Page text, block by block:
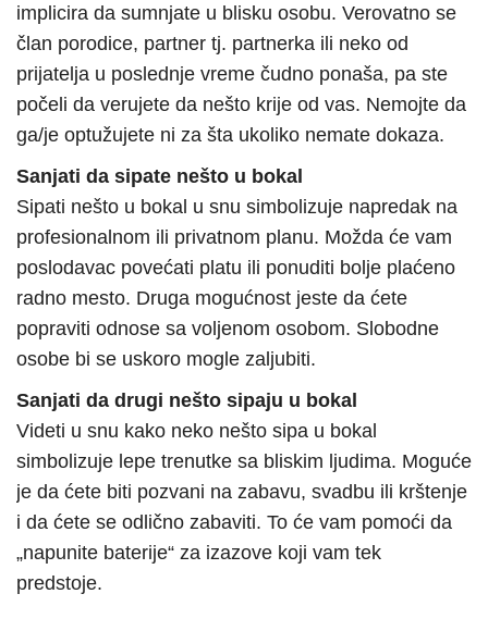
implicira da sumnjate u blisku osobu. Verovatno se
član porodice, partner tj. partnerka ili neko od
prijatelja u poslednje vreme čudno ponaša, pa ste
počeli da verujete da nešto krije od vas. Nemojte da
ga/je optužujete ni za šta ukoliko nemate dokaza.
Sanjati da sipate nešto u bokal
Sipati nešto u bokal u snu simbolizuje napredak na
profesionalnom ili privatnom planu. Možda će vam
poslodavac povećati platu ili ponuditi bolje plaćeno
radno mesto. Druga mogućnost jeste da ćete
popraviti odnose sa voljenom osobom. Slobodne
osobe bi se uskoro mogle zaljubiti.
Sanjati da drugi nešto sipaju u bokal
Videti u snu kako neko nešto sipa u bokal
simbolizuje lepe trenutke sa bliskim ljudima. Moguće
je da ćete biti pozvani na zabavu, svadbu ili krštenje
i da ćete se odlično zabaviti. To će vam pomoći da
„napunite baterije“ za izazove koji vam tek
predstoje.